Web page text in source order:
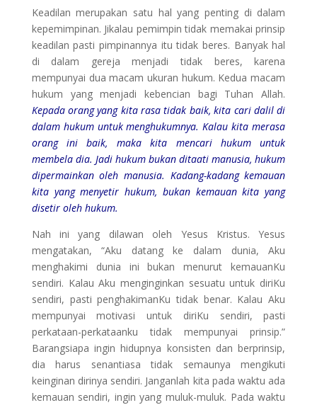
Keadilan merupakan satu hal yang penting di dalam
kepemimpinan. Jikalau pemimpin tidak memakai prinsip
keadilan pasti pimpinannya itu tidak beres. Banyak hal
di dalam gereja menjadi tidak beres, karena
mempunyai dua macam ukuran hukum. Kedua macam
hukum yang menjadi kebencian bagi Tuhan Allah.
Kepada orang yang kita rasa tidak baik, kita cari dalil di
dalam hukum untuk menghukumnya. Kalau kita merasa
orang ini baik, maka kita mencari hukum untuk
membela dia. Jadi hukum bukan ditaati manusia, hukum
dipermainkan oleh manusia. Kadang-kadang kemauan
kita yang menyetir hukum, bukan kemauan kita yang
disetir oleh hukum.
Nah ini yang dilawan oleh Yesus Kristus. Yesus
mengatakan, “Aku datang ke dalam dunia, Aku
menghakimi dunia ini bukan menurut kemauanKu
sendiri. Kalau Aku menginginkan sesuatu untuk diriKu
sendiri, pasti penghakimanKu tidak benar. Kalau Aku
mempunyai motivasi untuk diriKu sendiri, pasti
perkataan-perkataanku tidak mempunyai prinsip.”
Barangsiapa ingin hidupnya konsisten dan berprinsip,
dia harus senantiasa tidak semaunya mengikuti
keinginan dirinya sendiri. Janganlah kita pada waktu ada
kemauan sendiri, ingin yang muluk-muluk. Pada waktu